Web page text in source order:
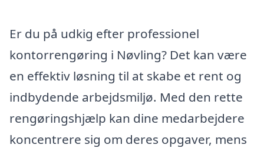
Er du på udkig efter professionel
kontorrengøring i Nøvling? Det kan være
en effektiv løsning til at skabe et rent og
indbydende arbejdsmiljø. Med den rette
rengøringshjælp kan dine medarbejdere
koncentrere sig om deres opgaver, mens